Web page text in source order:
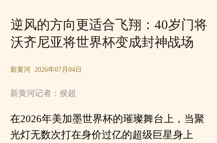
逆风的方向更适合飞翔：40岁门将
沃齐尼亚将世界杯变成封神战场
新黄河 2026年07月04日
新黄河记者：侯超
在2026年美加墨世界杯的璀璨舞台上，当聚
光灯无数次打在身价过亿的超级巨星身上